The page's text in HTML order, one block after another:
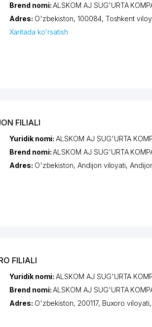
Brend nomi:ALSKOM AJ SUG'URTA
Adres: O'zbekiston, 100084, Toshkent
Xaritada ko'rsatish
FILIALI
Yuridik nomi:ALSKOM AJ SUG'URTA
Brend nomi:ALSKOM AJ SUG'URTA
Adres: O'zbekiston,Andijon viloyati,
FILIALI
Yuridik nomi:ALSKOM AJ SUG'URTA
Brend nomi:ALSKOM AJ SUG'URTA
Adres: O'zbekiston, 200117, Buxoro viloyati,